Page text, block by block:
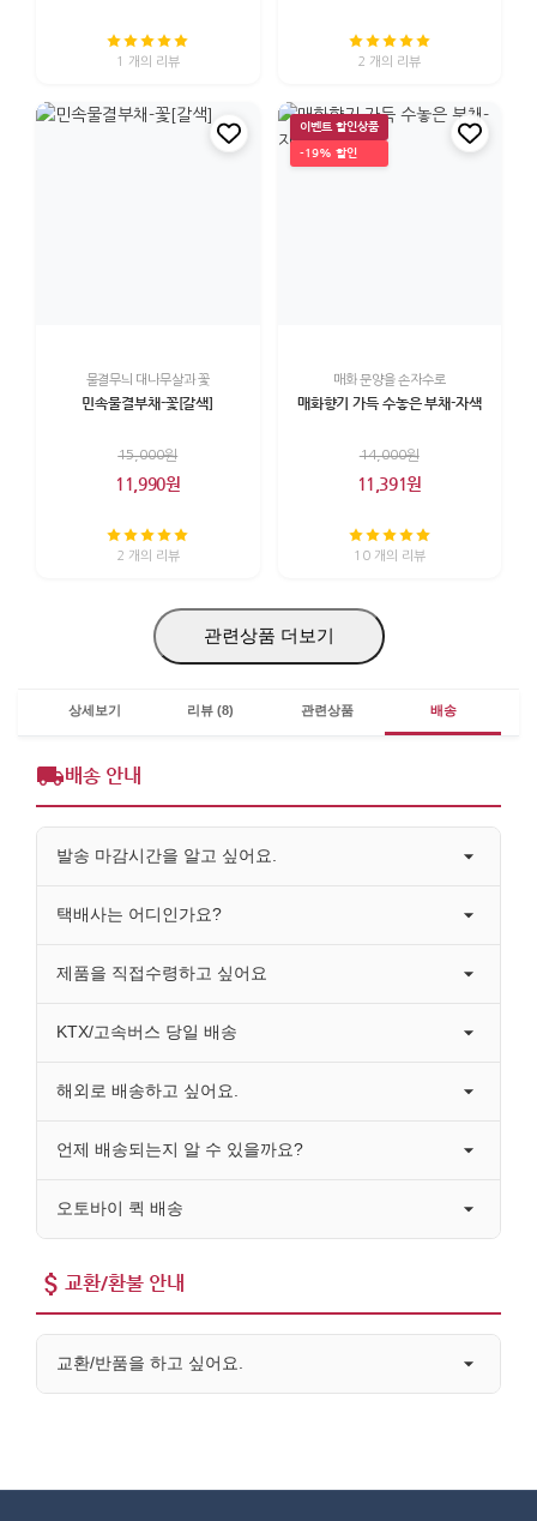
1 개의 리뷰 2 개의 리뷰
물결무늬 대나무살과 꽃
민속물결부채-꽃[갈색]
15,000원
11,990원
2 개의 리뷰
이벤트 할인상품
-19% 할인
매화 문양을 손자수로
매화향기 가득 수놓은 부채-자색
14,000원
11,391원
10 개의 리뷰
관련상품 더보기
상세보기 리뷰 (8) 관련상품 배송
배송 안내
발송 마감시간을 알고 싶어요.
택배사는 어디인가요?
제품을 직접수령하고 싶어요
KTX/고속버스 당일 배송
해외로 배송하고 싶어요.
언제 배송되는지 알 수 있을까요?
오토바이 퀵 배송
교환/환불 안내
교환/반품을 하고 싶어요.